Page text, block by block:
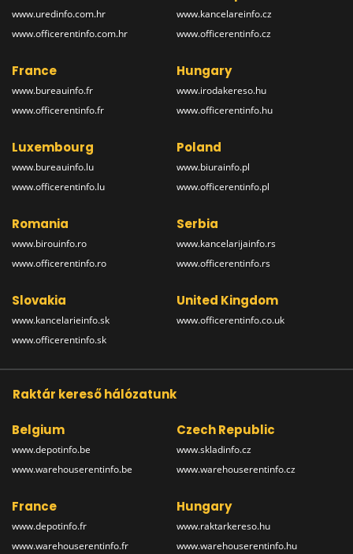
www.uredinfo.com.hr
www.officerentinfo.com.hr
www.kancelareinfo.cz
www.officerentinfo.cz
France
www.bureauinfo.fr
www.officerentinfo.fr
Hungary
www.irodakereso.hu
www.officerentinfo.hu
Luxembourg
www.bureauinfo.lu
www.officerentinfo.lu
Poland
www.biurainfo.pl
www.officerentinfo.pl
Romania
www.birouinfo.ro
www.officerentinfo.ro
Serbia
www.kancelarijainfo.rs
www.officerentinfo.rs
Slovakia
www.kancelarieinfo.sk
www.officerentinfo.sk
United Kingdom
www.officerentinfo.co.uk
Raktár kereső hálózatunk
Belgium
www.depotinfo.be
www.warehouserentinfo.be
Czech Republic
www.skladinfo.cz
www.warehouserentinfo.cz
France
www.depotinfo.fr
www.warehouserentinfo.fr
Hungary
www.raktarkereso.hu
www.warehouserentinfo.hu